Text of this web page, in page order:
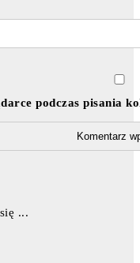
podczas pisania
...